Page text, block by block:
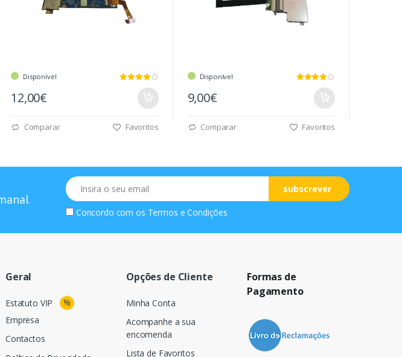
Disponível
12,00€
Comparar Favoritos
Disponível
9,00€
Comparar Favoritos
Email
subscrever
Concordo com os Termos e Condições
Geral
Estatuto VIP
%
Empresa
Contactos
Opções de Cliente
Minha Conta
Acompanhe a sua
encomenda
Lista de Favoritos
Formas de
Pagamento